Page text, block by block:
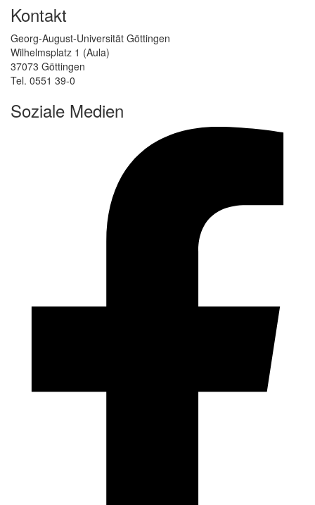
Kontakt
Georg-August-Universität Göttingen
Wilhelmsplatz 1 (Aula)
37073 Göttingen
Tel. 0551 39-0
Soziale Medien